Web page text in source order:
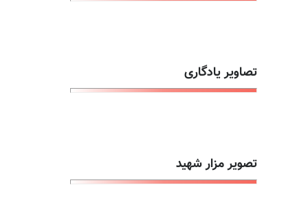
تصاویر یادگاری
تصویر مزار شهید